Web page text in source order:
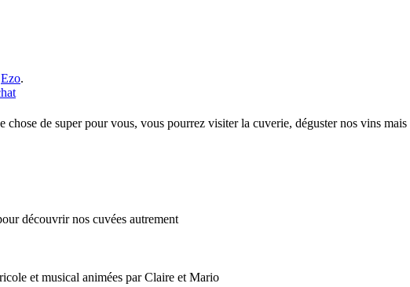
Ezo.
chose de super pour vous, vous pourrez visiter la cuverie, déguster nos vins
découvrir nos cuvées autrement
et musical animées par Claire et Mario